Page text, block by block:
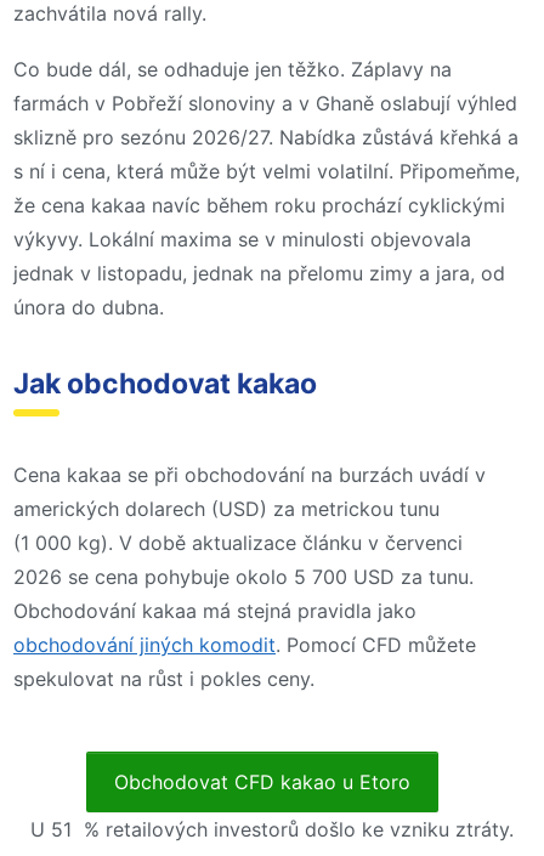
zachvátila nová rally.
Co bude dál, se odhaduje jen těžko. Záplavy na
farmách v Pobřeží slonoviny a v Ghaně oslabují výhled
sklizně pro sezónu 2026/27. Nabídka zůstává křehká a
s ní i cena, která může být velmi volatilní. Připomeňme,
že cena kakaa navíc během roku prochází cyklickými
výkyvy. Lokální maxima se v minulosti objevovala
jednak v listopadu, jednak na přelomu zimy a jara, od
února do dubna.
Jak obchodovat kakao
Cena kakaa se při obchodování na burzách uvádí v
amerických dolarech (USD) za metrickou tunu
(1 000 kg). V době aktualizace článku v červenci
2026 se cena pohybuje okolo 5 700 USD za tunu.
Obchodování kakaa má stejná pravidla jako
obchodování jiných komodit. Pomocí CFD můžete
spekulovat na růst i pokles ceny.
Obchodovat CFD kakao u Etoro
U 51 % retailových investorů došlo ke vzniku ztráty.